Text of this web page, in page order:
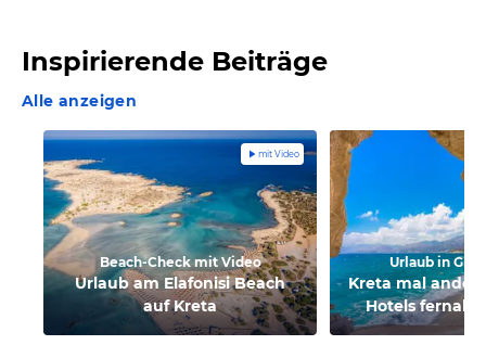
Inspirierende Beiträge
Alle anzeigen
mit Video
Beach-Check mit Video
Urlaub am Elafonisi Beach
auf Kreta
Urlaub in
Kreta mal
Hotels fernab